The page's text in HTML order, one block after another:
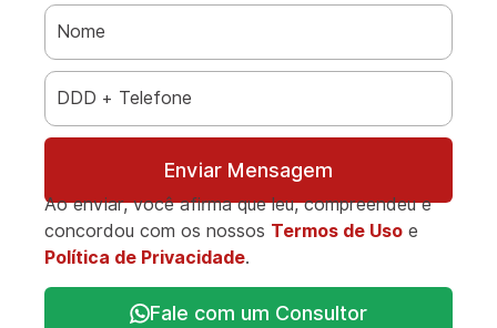
Enviar Mensagem
Ao enviar, você afirma que leu, compreendeu e
concordou com os nossos Termos de Uso e
Política de Privacidade.
Fale com um Consultor